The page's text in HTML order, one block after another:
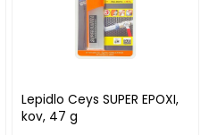
Lepidlo Ceys SUPER EPOXI,
kov, 47 g